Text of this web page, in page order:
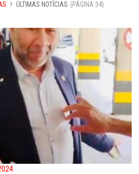
ÚLTIMAS NOTÍCIAS (PÁGINA 34)